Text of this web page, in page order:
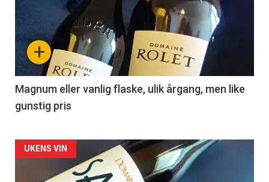
akkurat
nå
3
+
Magnum eller vanlig flaske, ulik årgang, men like
gunstig pris
Forsiden
akkurat
UKENS VIN